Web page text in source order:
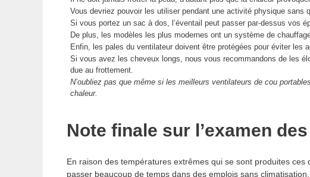
Vous devriez pouvoir les utiliser pendant une activité physique sans
Si vous portez un sac à dos, l’éventail peut passer par-dessus vos
De plus, les modèles les plus modernes ont un système de
Enfin, les pales du ventilateur doivent être protégées pour éviter les
Si vous avez les cheveux longs, nous vous recommandons de les
due au frottement.
N’oubliez pas que même si les meilleurs ventilateurs de cou
chaleur.
Note finale sur l’examen
En raison des températures extrêmes qui se sont produites
passer beaucoup de temps dans des emplois sans